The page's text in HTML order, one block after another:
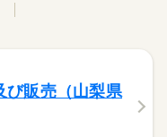
び販売（山梨県